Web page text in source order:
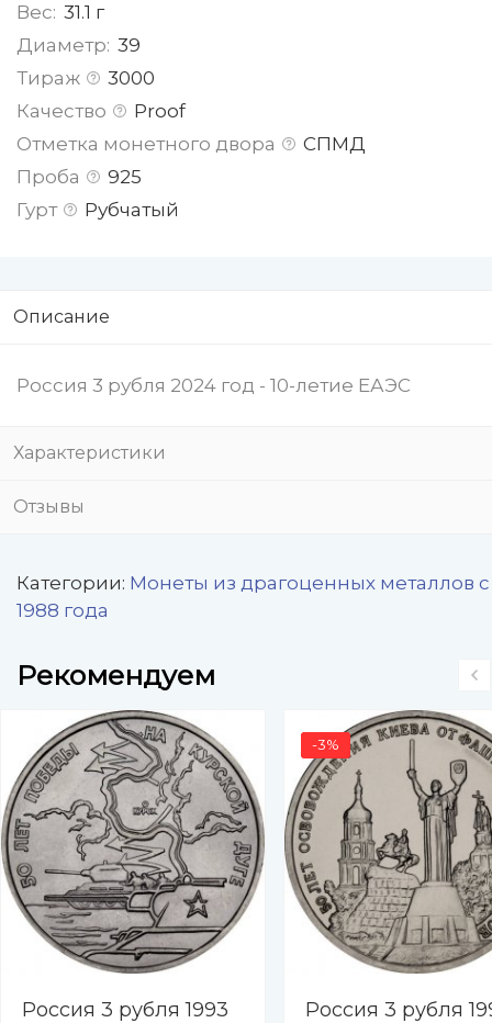
Вес: 31.1 г
Диаметр: 39
Тираж
3000
Качество
Proof
Отметка монетного двора
СПМД
Проба
925
Гурт
Рубчатый
Описание
Россия 3 рубля 2024 год - 10-летие ЕАЭС
Характеристики
Отзывы
Категории: Монеты из драгоценных металлов с
1988 года
Рекомендуем
Россия 3 рубля 1993
-3%
Россия 3 рубля